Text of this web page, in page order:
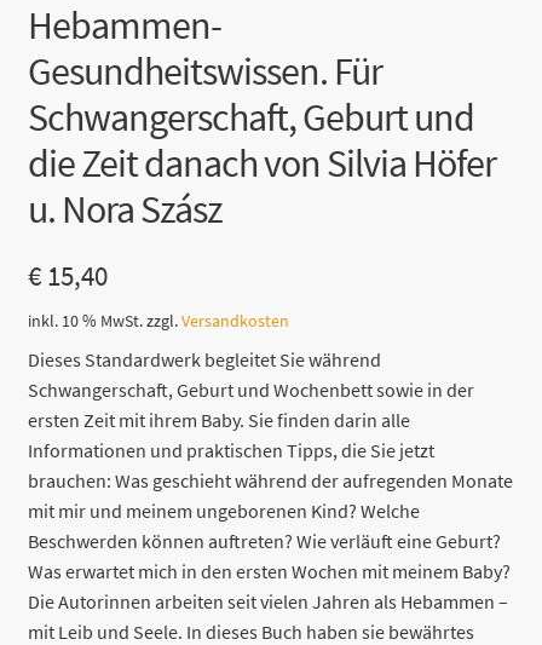
Hebammen-
Gesundheitswissen. Für
Schwangerschaft, Geburt und
die Zeit danach von Silvia Höfer
u. Nora Szász
€15,40
inkl. 10 % MwSt.zzgl.Versandkosten
Dieses Standardwerk begleitet Sie während
Schwangerschaft, Geburt und Wochenbett sowie in der
ersten Zeit mit ihrem Baby. Sie finden darin alle
Informationen und praktischen Tipps, die Sie jetzt
brauchen: Was geschieht während der aufregenden Monate
mit mir und meinem ungeborenen Kind? Welche
Beschwerden können auftreten? Wie verläuft eine Geburt?
Was erwartet mich in den ersten Wochen mit meinem Baby?
Die Autorinnen arbeiten seit vielen Jahren als Hebammen –
mit Leib und Seele. In dieses Buch haben sie bewährtes